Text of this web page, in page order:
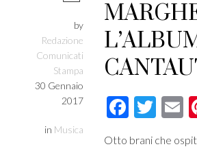
by
Redazione
Comunicati
Stampa
30 Gennaio
2017
in Musica
Otto brani che